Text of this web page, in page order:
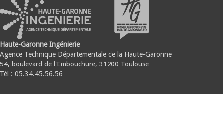
Haute-Garonne Ingénierie
Agence Technique Départementale de la Haute-Garonne
54, boulevard de l'Embouchure, 31200 Toulouse
Tél : 05.34.45.56.56